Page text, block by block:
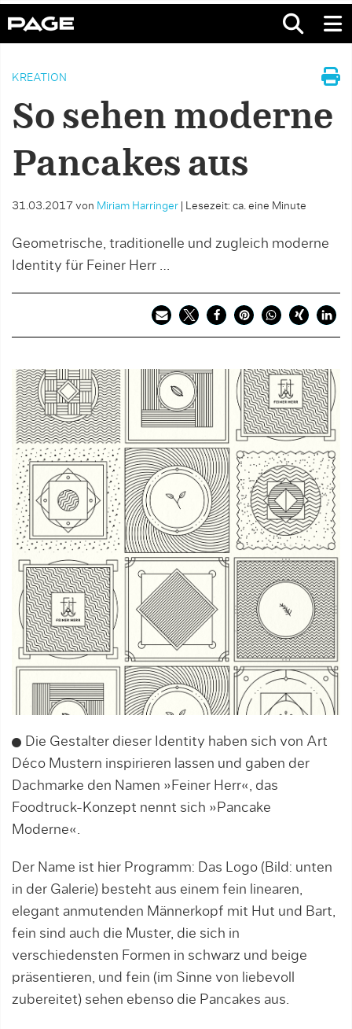
KREATION
So sehen moderne
Pancakes aus
31.03.2017 von Miriam Harringer Lesezeit: ca. eine Minute
Geometrische, traditionelle und zugleich moderne
Identity für Feiner Herr …
Die Gestalter dieser Identity haben sich von Art
Déco Mustern inspirieren lassen und gaben der
Dachmarke den Namen »Feiner Herr«, das
Foodtruck-Konzept nennt sich »Pancake
Moderne«.
Der Name ist hier Programm: Das Logo (Bild: unten
in der Galerie) besteht aus einem fein linearen,
elegant anmutenden Männerkopf mit Hut und Bart,
fein sind auch die Muster, die sich in
verschiedensten Formen in schwarz und beige
präsentieren, und fein (im Sinne von liebevoll
zubereitet) sehen ebenso die Pancakes aus.